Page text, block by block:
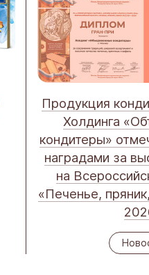
Продукция
Холдинга
кондитеры»
наградами за
на
«Печенье,